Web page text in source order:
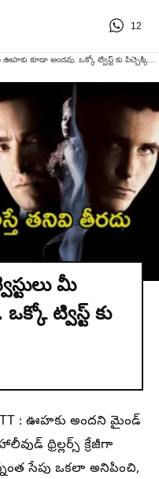
12
మీ
ట్విస్ట్ కు
: ఊహకు అందని మైండ్
థ్రిల్లర్స్ క్రేజీగా
సేపు ఒకలా అనిపించి,